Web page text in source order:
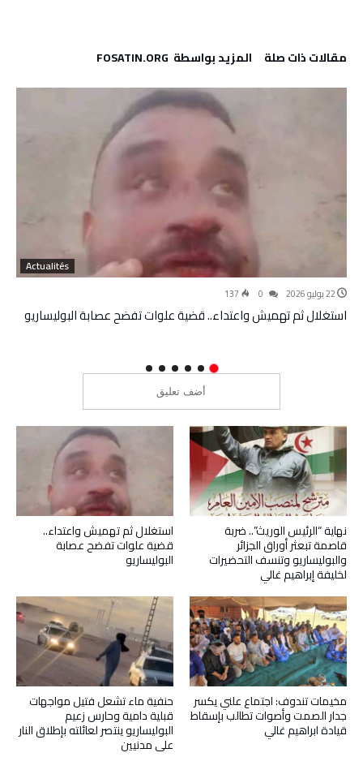
‫مقالات ذات صلة‬ ‫‫المزيد بواسطة‬ ‬ FOSATIN.ORG
Actualités
7 يونيو 2026 0
468
نهاية “الرئيس الوريث”.. ضربة قاصمة تبعثر أوراق الجزائر والبوليساريو
استغلال ثم تهميش واعتداء..
قضية علوات تفضح عصابة
البوليساريو
نهاية “الرئيس الوريث”.. ضربة
قاصمة تبعثر أوراق الجزائر
والبوليساريو وتنسف التحضيرات
لخليفة إبراهيم غالي
حنفية ماء تشعل فتيل مواجهات
قبلية دامية وحارس زعيم
البوليساريو ينتصر لعائلته بإطلاق النار
على مدنيين
مخيمات تندوف: اجتماع علني يكسر
جدار الصمت وأصوات تطالب بإسقاط
قيادة ابراهيم غالي